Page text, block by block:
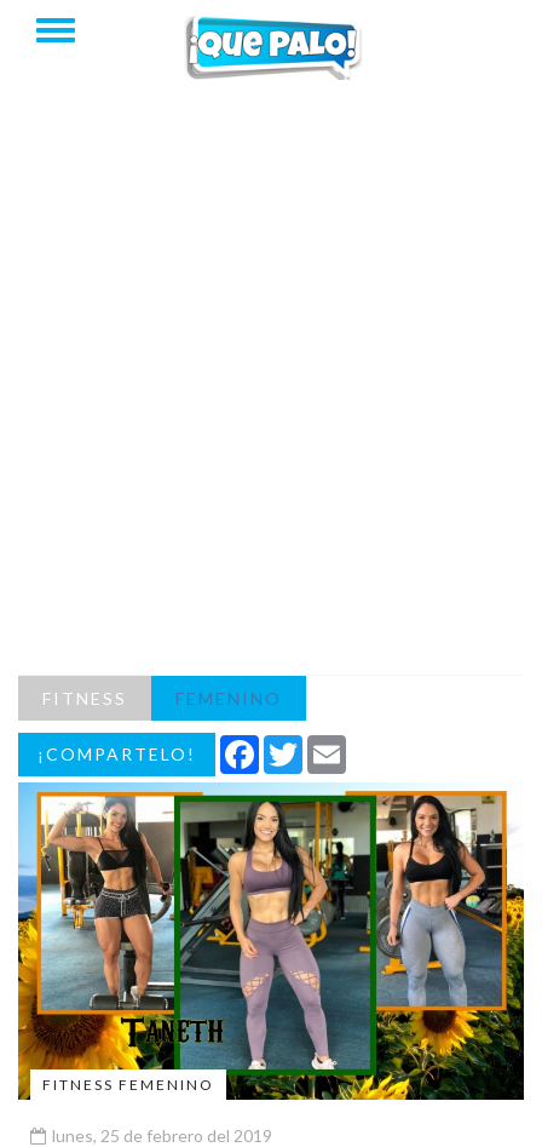
FITNESS FEMENINO
¡COMPARTELO! Facebook
Twitter
FITNESS FEMENINO
lunes, 25 de febrero del 2019